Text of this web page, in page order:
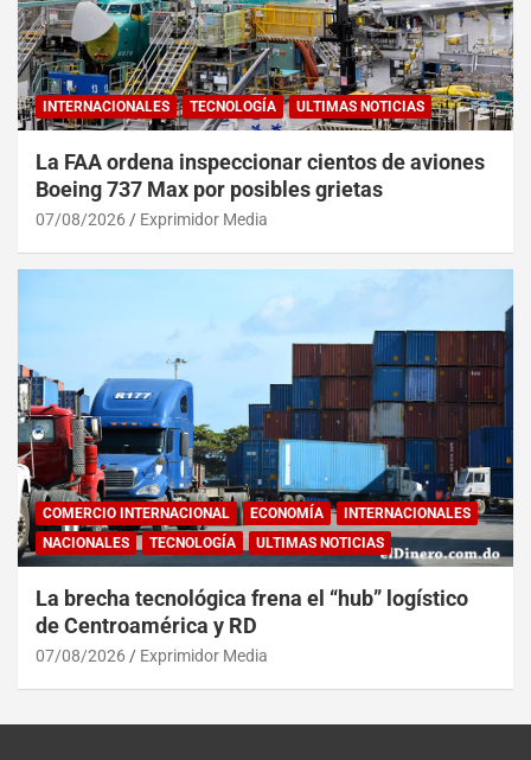
INTERNACIONALES TECNOLOGÍA ULTIMAS NOTICIAS
La FAA ordena inspeccionar cientos de aviones
Boeing 737 Max por posibles grietas
07/08/2026 Exprimidor Media
COMERCIO INTERNACIONAL ECONOMÍA
INTERNACIONALES
NACIONALES
TECNOLOGÍA ULTIMAS NOTICIAS
La brecha tecnológica frena el “hub” logístico
de Centroamérica y RD
07/08/2026 Exprimidor Media